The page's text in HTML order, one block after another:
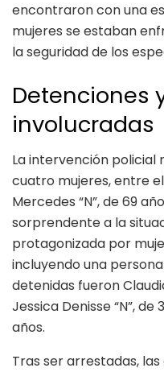
encontraron con una
mujeres se estaban
la seguridad de los
Detenciones
involucradas
La intervención policial
cuatro mujeres, entre
Mercedes “N”, de 69
sorprendente a la
protagonizada por
incluyendo una
detenidas fueron
Jessica Denisse “N”, de
años.
Tras ser arrestadas,